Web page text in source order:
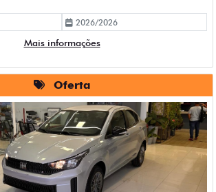
2026/2026
Mais informações
Oferta